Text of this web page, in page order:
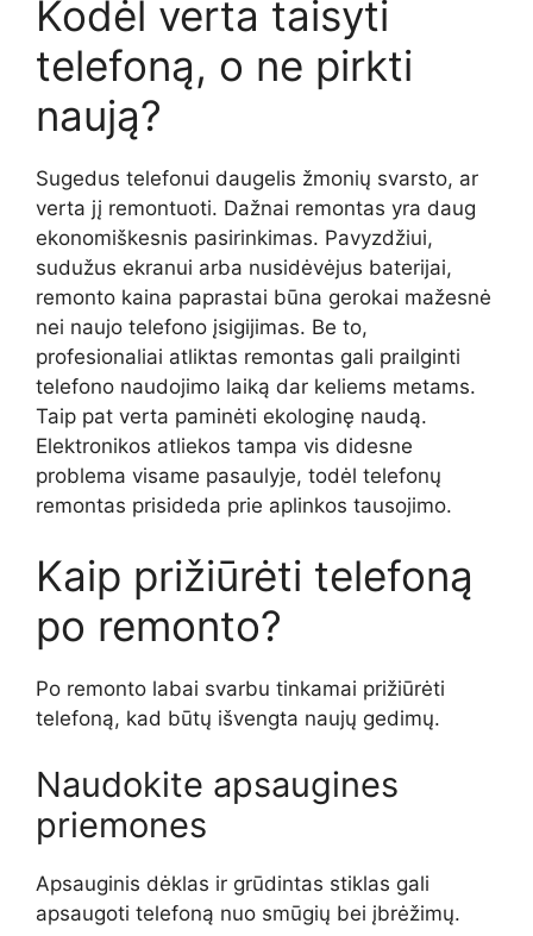
Kodėl verta taisyti
telefoną, o ne pirkti
naują?
Sugedus telefonui daugelis žmonių svarsto, ar
verta jį remontuoti. Dažnai remontas yra daug
ekonomiškesnis pasirinkimas. Pavyzdžiui,
sudužus ekranui arba nusidėvėjus baterijai,
remonto kaina paprastai būna gerokai mažesnė
nei naujo telefono įsigijimas. Be to,
profesionaliai atliktas remontas gali prailginti
telefono naudojimo laiką dar keliems metams.
Taip pat verta paminėti ekologinę naudą.
Elektronikos atliekos tampa vis didesne
problema visame pasaulyje, todėl telefonų
remontas prisideda prie aplinkos tausojimo.
Kaip prižiūrėti telefoną
po remonto?
Po remonto labai svarbu tinkamai prižiūrėti
telefoną, kad būtų išvengta naujų gedimų.
Naudokite apsaugines
priemones
Apsauginis dėklas ir grūdintas stiklas gali
apsaugoti telefoną nuo smūgių bei įbrėžimų.